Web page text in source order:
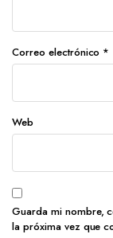
Correo electrónico *
Web
Guarda mi nombre,
la próxima vez que